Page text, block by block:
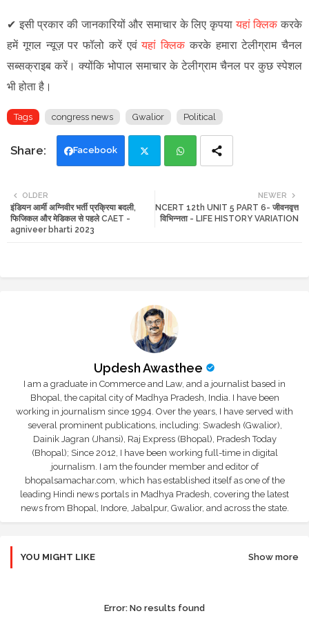
✔ इसी प्रकार की जानकारियों और समाचार के लिए कृपयायहां क्लिक करके
हमें गूगल न्यूज़ पर फॉलो करें एवंयहां क्लिक करके हमारा टेलीग्राम चैनल
सब्सक्राइब करें। क्योंकि भोपाल समाचार के टेलीग्राम चैनल पर कुछ स्पेशल
भी होता है।
Tags congress news Gwalior Political
Facebook
ats
NEWER
NCERT 12th UNIT 5 PART 6- जीवनवृत्त
विभिन्नता - LIFE HISTORY VARIATION
OLDER
इंडियन आर्मी अग्निवीर भर्ती प्रक्रिया बदली,
फिजिकल और मेडिकल से पहले CAET -
agniveer bharti 2023
Updesh Awasthee
I am a graduate in Commerce and Law, and a journalist based in
Bhopal, the capital city of Madhya Pradesh, India. I have been
working in journalism since 1994. Over the years, I have served with
several prominent publications, including: Swadesh (Gwalior),
Dainik Jagran (Jhansi), Raj Express (Bhopal), Pradesh Today
(Bhopal); Since 2012, I have been working full-time in digital
journalism. I am the founder member and editor of
bhopalsamachar.com, which has established itself as one of the
leading Hindi news portals in Madhya Pradesh, covering the latest
news from Bhopal, Indore, Jabalpur, Gwalior, and across the state.
YOU MIGHT LIKE Show more
Error: No results found